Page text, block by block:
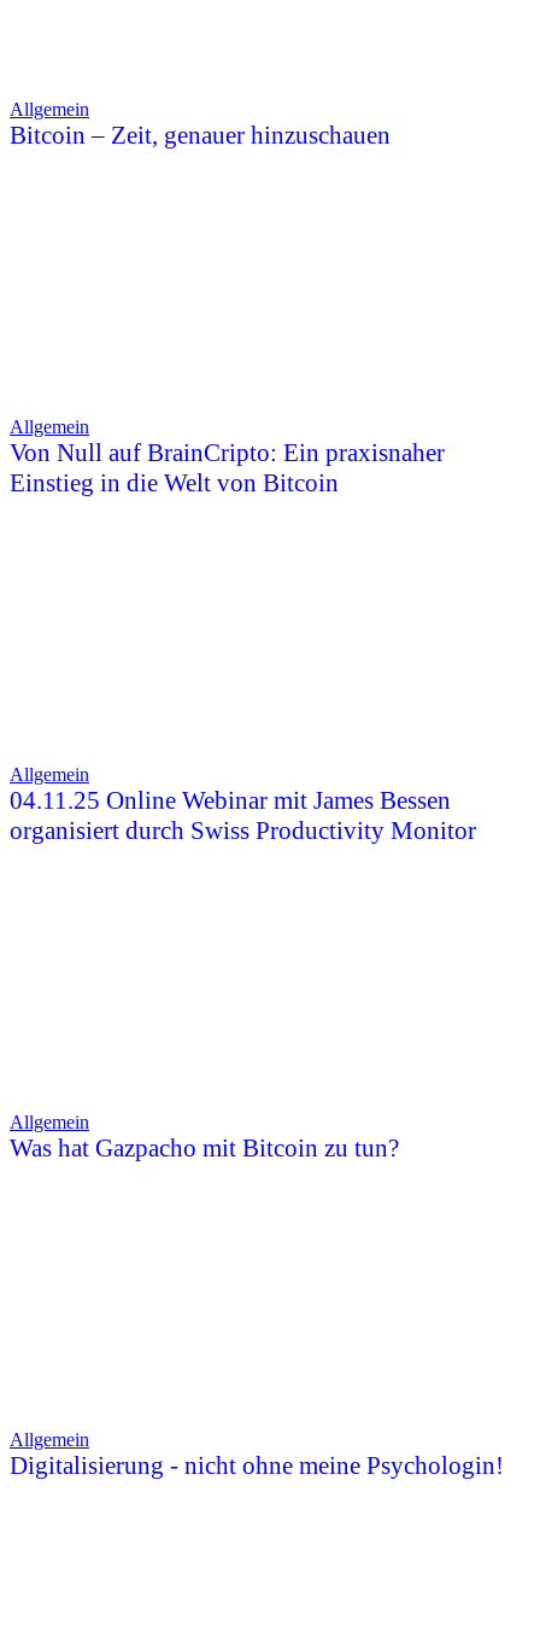
Allgemein
Bitcoin – Zeit, genauer hinzuschauen
Allgemein
Von Null auf BrainCripto: Ein praxisnaher
Einstieg in die Welt von Bitcoin
Allgemein
04.11.25 Online Webinar mit James Bessen
organisiert durch Swiss Productivity Monitor
Allgemein
Was hat Gazpacho mit Bitcoin zu tun?
Allgemein
Digitalisierung - nicht ohne meine Psychologin!